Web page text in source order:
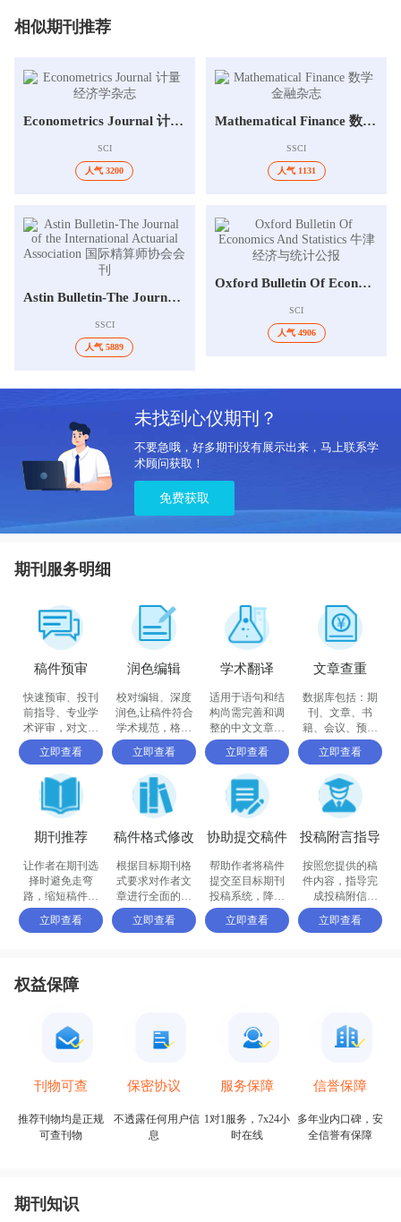
相似期刊推荐
Econometrics Journal 计量经济学杂志
SCI
人气 3200
Mathematical Finance 数学金融杂志
SSCI
人气 1131
Astin Bulletin-The Journal of the International Actuarial Association 国际精算师协会会刊
SSCI
人气 5889
Oxford Bulletin Of Economics And Statistics 牛津经济与统计公报
SCI
人气 4906
未找到心仪期刊？
不要急哦，好多期刊没有展示出来，马上联系学
术顾问获取！
免费获取
期刊服务明细
稿件预审
快速预审、投刊
前指导、专业学
术评审，对文章
进行评价
立即查看
润色编辑
校对编辑、深度
润色,让稿件符合
学术规范，格式
体例等标准
立即查看
学术翻译
适用于语句和结
构尚需完善和调
整的中文文章，
确保稿件达到要
求
立即查看
文章查重
数据库包括：期
刊、文章、书
籍、会议、预印
书、百科全书和
摘要等
立即查看
期刊推荐
让作者在期刊选
择时避免走弯
路，缩短稿件被
接收的周期
立即查看
稿件格式修改
根据目标期刊格
式要求对作者文
章进行全面的格
式修改和调整
立即查看
协助提交稿件
帮助作者将稿件
提交至目标期刊
投稿系统，降低
退稿或拒稿率
立即查看
投稿附言指导
按照您提供的稿
件内容，指导完
成投稿附信
（cover letter）
立即查看
权益保障
刊物可查
推荐刊物均是正规
可查刊物
保密协议
不透露任何用户信
息
服务保障
1对1服务，7x24小
时在线
信誉保障
多年业内口碑，安
全信誉有保障
期刊知识